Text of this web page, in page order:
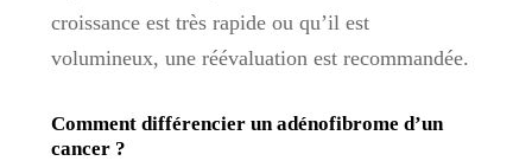
croissance est très rapide ou qu’il est
volumineux, une réévaluation est recommandée.
Comment différencier un adénofibrome d’un
cancer ?